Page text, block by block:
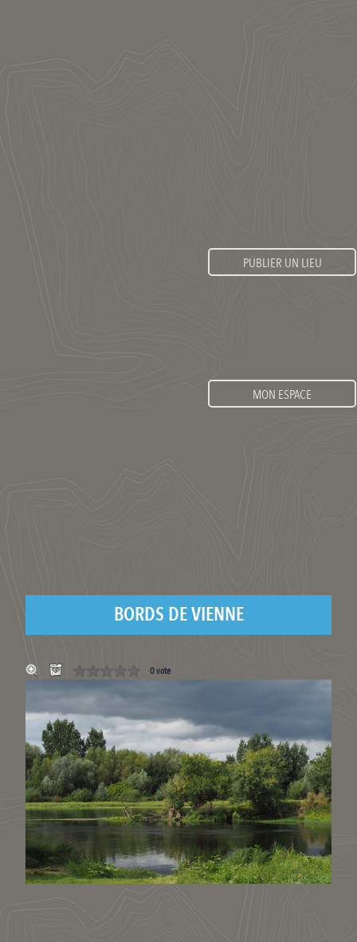
PUBLIER UN LIEU
MON ESPACE
BORDS DE VIENNE
0 vote